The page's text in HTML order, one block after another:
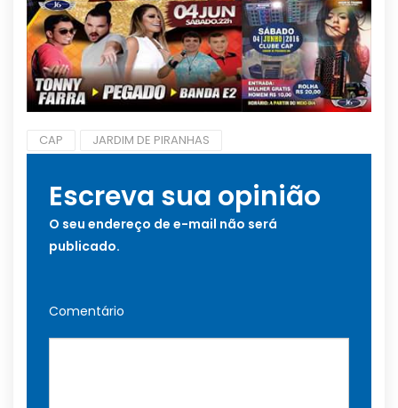
CAP JARDIM DE PIRANHAS
Escreva sua opinião
O seu endereço de e-mail não será
publicado.
Comentário